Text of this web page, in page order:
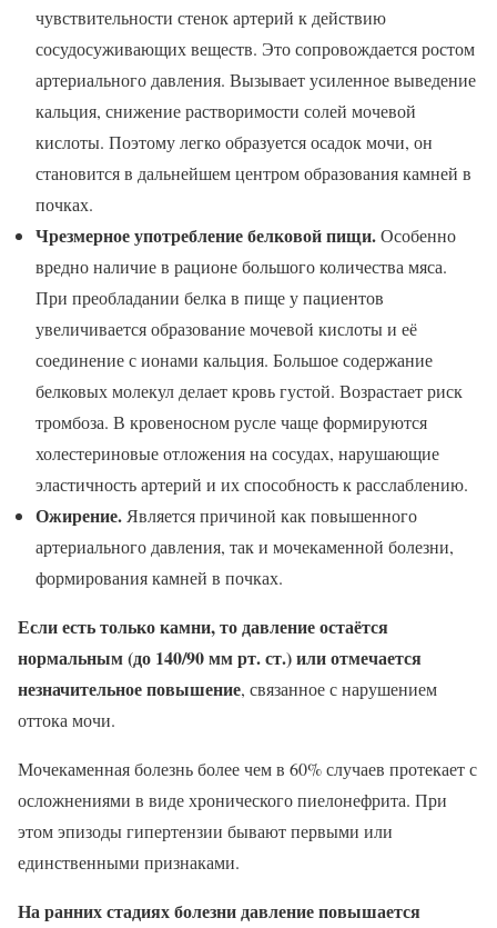
чувствительности стенок артерий к действию
сосудосуживающих веществ. Это сопровождается ростом
артериального давления. Вызывает усиленное выведение
кальция, снижение растворимости солей мочевой
кислоты. Поэтому легко образуется осадок мочи, он
становится в дальнейшем центром образования камней в
почках.
Чрезмерное употребление белковой пищи.Особенно
вредно наличие в рационе большого количества мяса.
При преобладании белка в пище у пациентов
увеличивается образование мочевой кислоты и её
соединение с ионами кальция. Большое содержание
белковых молекул делает кровь густой. Возрастает риск
тромбоза. В кровеносном русле чаще формируются
холестериновые отложения на сосудах, нарушающие
эластичность артерий и их способность к расслаблению.
Ожирение. Является причиной как повышенного
артериального давления, так и мочекаменной болезни,
формирования камней в почках.
Если есть только камни, то давление остаётся
нормальным (до 140/90 мм рт. ст.) или отмечается
незначительное повышение, связанное с нарушением
оттока мочи.
Мочекаменная болезнь более чем в 60% случаев протекает с
осложнениями в виде хронического пиелонефрита. При
этом эпизоды гипертензии бывают первыми или
единственными признаками.
На ранних стадиях болезни давление повышается